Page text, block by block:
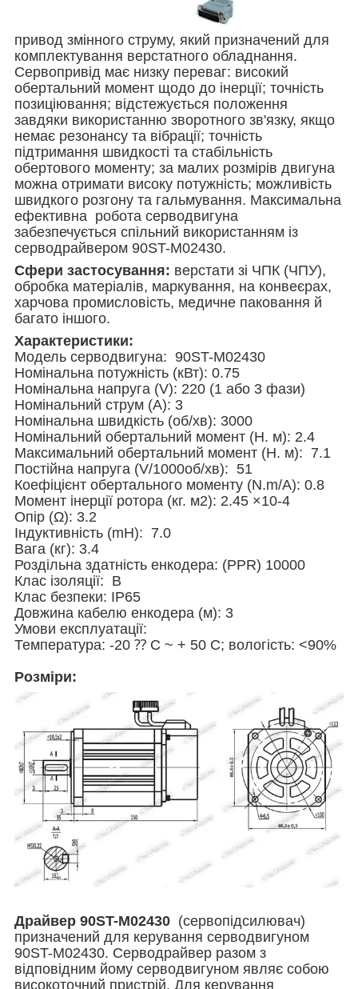
привод змінного струму, який призначений для
комплектування верстатного обладнання.
Сервопривід має низку переваг: високий
обертальний момент щодо до інерції; точність
позиціювання; відстежується положення
завдяки використанню зворотного зв'язку, якщо
немає резонансу та вібрації; точність
підтримання швидкості та стабільність
обертового моменту; за малих розмірів двигуна
можна отримати високу потужність; можливість
швидкого розгону та гальмування. Максимальна
ефективна робота серводвигуна
забезпечується спільний використанням із
серводрайвером 90ST-M02430.
Сфери застосування: верстати зі ЧПК (ЧПУ),
обробка матеріалів, маркування, на конвеєрах,
харчова промисловість, медичне паковання й
багато іншого.
Характеристики:
Модель серводвигуна: 90ST-M02430
Номінальна потужність (кВт): 0.75
Номінальна напруга (V): 220 (1 або 3 фази)
Номінальний струм (A): 3
Номінальна швидкість (об/хв): 3000
Номінальний обертальний момент (Н. м): 2.4
Максимальний обертальний момент (Н. м): 7.1
Постійна напруга (V/1000об/хв): 51
Коефіцієнт обертального моменту (N.m/A): 0.8
Момент інерції ротора (кг. м2): 2.45 ×10-4
Опір (Ω): 3.2
Індуктивність (mH): 7.0
Вага (кг): 3.4
Роздільна здатність енкодера: (PPR) 10000
Клас ізоляції: B
Клас безпеки: IP65
Довжина кабелю енкодера (м): 3
Умови експлуатації:
Температура: -20 ⁇ С ~ + 50 С; вологість: <90%
Розміри:
Драйвер 90ST-M02430 (сервопідсилювач)
призначений для керування серводвигуном
90ST-M02430. Серводрайвер разом з
відповідним йому серводвигуном являє собою
високоточний пристрій. Для керування